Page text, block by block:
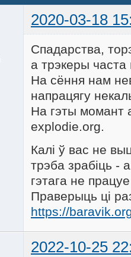
2020-03-18
Спадарства,
а трэкеры
На сёння нам
напрацягу
На гэты момант
explodie.org.
Калі ў вас не
трэба зрабіць -
гэтага не
Праверыць ці
https://
2022-10-25